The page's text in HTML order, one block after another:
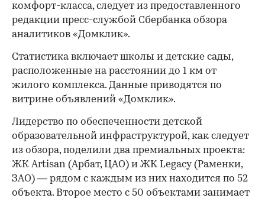
комфорт-класса, следует из предоставленного
редакции пресс-службой Сбербанка обзора
аналитиков «Домклик».
Статистика включает школы и детские сады,
расположенные на расстоянии до 1 км от
жилого комплекса. Данные приводятся по
витрине объявлений «Домклик».
Лидерство по обеспеченности детской
образовательной инфраструктурой, как следует
из обзора, поделили два премиальных проекта:
ЖК Artisan (Арбат, ЦАО) и ЖК Legacy (Раменки,
ЗАО) — рядом с каждым из них находится по 52
объекта. Второе место с 50 объектами занимает